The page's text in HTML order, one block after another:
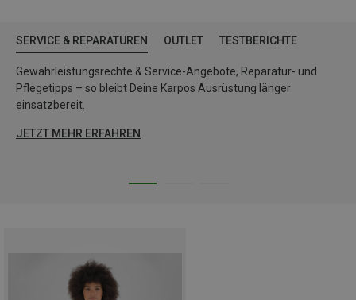
SERVICE & REPARATUREN OUTLET TESTBERICHTE
Gewährleistungsrechte & Service-Angebote, Reparatur- und
Pflegetipps – so bleibt Deine Karpos Ausrüstung länger
einsatzbereit.
JETZT MEHR ERFAHREN